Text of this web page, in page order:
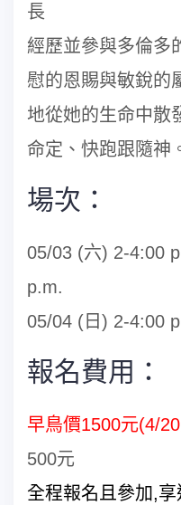
長
經歷並參與多倫多
慰的恩賜與敏銳的
地從她的生命中散
命定、快跑跟隨神
場次：
05/03 (六) 2-4:00
p.m.
05/04 (日) 2-4:00
報名費用：
早鳥價1500元(4/
500元
全程報名且參加,享